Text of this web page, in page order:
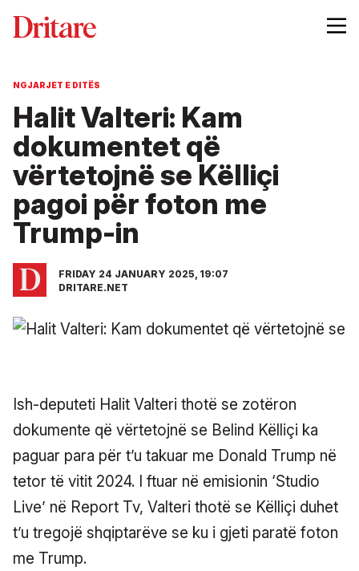
NGJARJET E DITËS
Halit Valteri: Kam
dokumentet që
vërtetojnë se Këlliçi
pagoi për foton me
Trump-in
FRIDAY 24 JANUARY 2025, 19:07
DRITARE.NET
Ish-deputeti Halit Valteri thotë se zotëron
dokumente që vërtetojnë se Belind Këlliçi ka
paguar para për t’u takuar me Donald Trump në
tetor të vitit 2024. I ftuar në emisionin ‘Studio
Live’ në Report Tv, Valteri thotë se Këlliçi duhet
t’u tregojë shqiptarëve se ku i gjeti paratë foton
me Trump.